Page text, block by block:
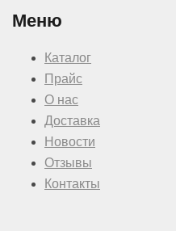
Меню
Каталог
Прайс
О нас
Доставка
Новости
Отзывы
Контакты